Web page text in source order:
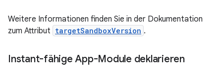
Weitere Informationen finden Sie in der Dokumentation
zum Attribut targetSandboxVersion .
Instant-fähige App-Module deklarieren